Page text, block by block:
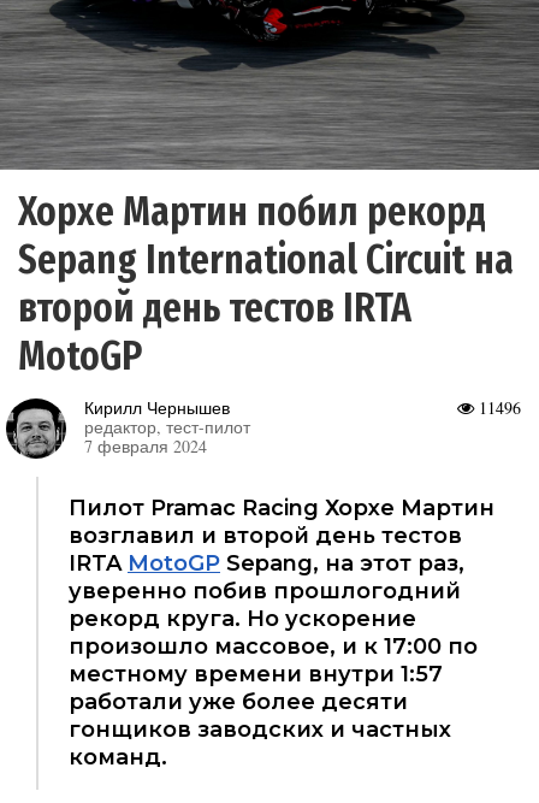
Хорхе Мартин побил рекорд
Sepang International Circuit на
второй день тестов IRTA
MotoGP
11496
Кирилл Чернышев
редактор, тест-пилот
7 февраля 2024
Пилот Pramac Racing Хорхе Мартин
возглавил и второй день тестов
IRTA MotoGP Sepang, на этот раз,
уверенно побив прошлогодний
рекорд круга. Но ускорение
произошло массовое, и к 17:00 по
местному времени внутри 1:57
работали уже более десяти
гонщиков заводских и частных
команд.